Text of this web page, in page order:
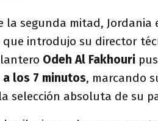
la segunda mitad, Jordania
introdujo su director
Odeh Al Fakhouri
a los 7 minutos, marcando
selección absoluta de su